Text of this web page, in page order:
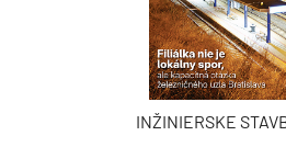
INŽINIERSKE